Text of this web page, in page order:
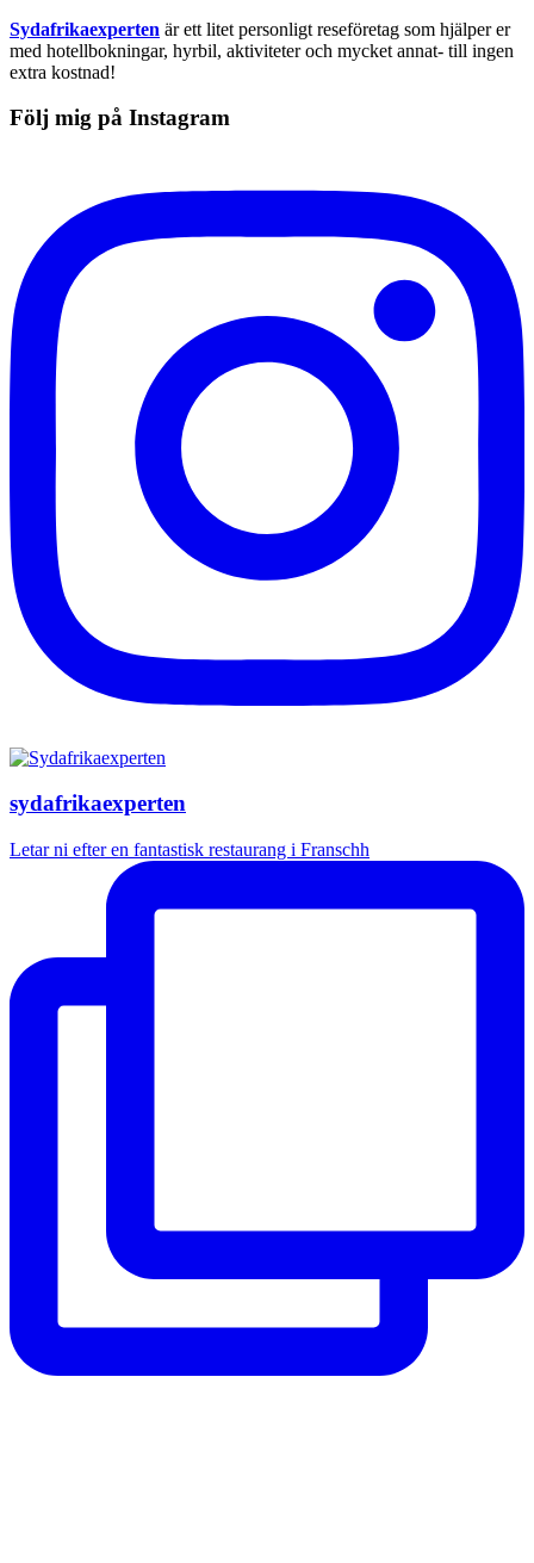
Sydafrikaexperten är ett litet personligt reseföretag som hjälper er
med hotellbokningar, hyrbil, aktiviteter och mycket annat- till ingen
extra kostnad!
Följ mig på Instagram
sydafrikaexperten
Letar ni efter en fantastisk restaurang i Franschh